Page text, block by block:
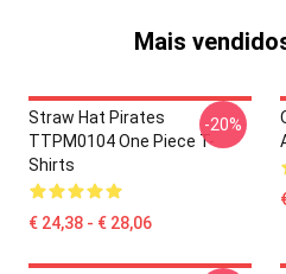
Mais
Straw Hat Pirates
TTPM0104 One Piece T-
Shirts
€ 24,38 - € 28,06
-20%